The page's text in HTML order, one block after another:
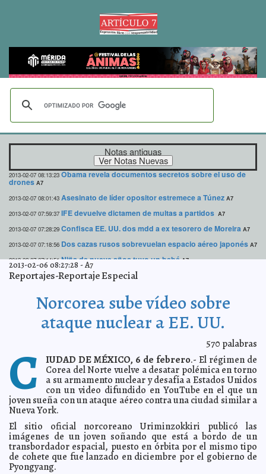
Notas antiguas
2013-02-07 08:13:23 Obama revela documentos secretos sobre el uso de
drones A7
2013-02-07 08:01:43 Asesinato de líder opositor estremece a Túnez A7
2013-02-07 07:59:37 IFE devuelve dictamen de multas a partidos A7
2013-02-07 07:28:29 Confisca EE. UU. dos mdd a ex tesorero de Moreira A7
2013-02-07 07:18:56 Dos cazas rusos sobrevuelan espacio aéreo japonés A7
2013-02-07 07:14:51 Niña de nueve años tuvo un bebé A7
2013-02-07 06:39:39 Denuncian a Luis Miguel por no mantener a sus hijos
2013-02-07 06:37:53 Hallan regulador de gas y ducto 'inexistentes' en torre
2013-02-07 06:32:27 Falleció el actor Miguel Ángel Ferriz A7
Matan a 9 policías guerrerenses en emboscada
2013-02-06 20:55:51 Aprueban dictámenes a favor del campo y la pescaA7
2013-02-06 20:53:33 Cuestiona Rosa Adriana nombramiento de 'Fito'
Peniche
2013-02-06 20:51:37 Alcalde atendió personalmente a 64 ciudadanos
2013-02-06 20:49:09 Candila asegura que demandará otra vez al
Ayuntamiento A7
2013-02-06 20:12:10 Carnaval: anuncian ajustes en rutas urbanasA7
2013-02-06 19:54:44 Se busca compensar al sector turístico: Magadán
Villamil A7
2013-02-06 08:27:28 -A7
Reportajes-Reportaje Especial
Norcorea sube vídeo sobre
ataque nuclear a EE. UU.
570 palabras
C IUDAD DE MÉXICO, 6 de febrero.- El régimen de
Corea del Norte vuelve a desatar polémica en torno
a su armamento nuclear y desafía a Estados Unidos
con un video difundido en YouTube en el que un
joven sueña con un ataque aéreo contra una ciudad similar a
Nueva York.
El sitio oficial norcoreano Uriminzokkiri publicó las
imágenes de un joven soñando que está a bordo de un
transbordador espacial, puesto en órbita por el mismo tipo
de cohete que fue lanzado en diciembre por el gobierno de
Pyongyang.